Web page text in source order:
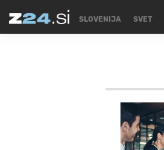
SLOVENIJA SVET